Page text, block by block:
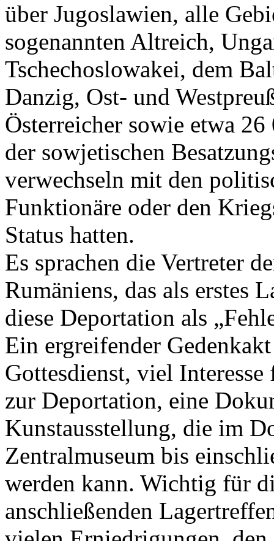
über Jugoslawien, alle
sogenannten Altreich,
Tschechoslowakei, dem
Danzig, Ost- und
Österreicher sowie etwa 26
der sowjetischen
verwechseln mit den
Funktionäre oder den
Status hatten.
Es sprachen die Vertreter
Rumäniens, das als erstes
diese Deportation als
Ein ergreifender
Gottesdienst, viel
zur Deportation, eine
Kunstausstellung, die im
Zentralmuseum bis
werden kann. Wichtig für
anschließenden